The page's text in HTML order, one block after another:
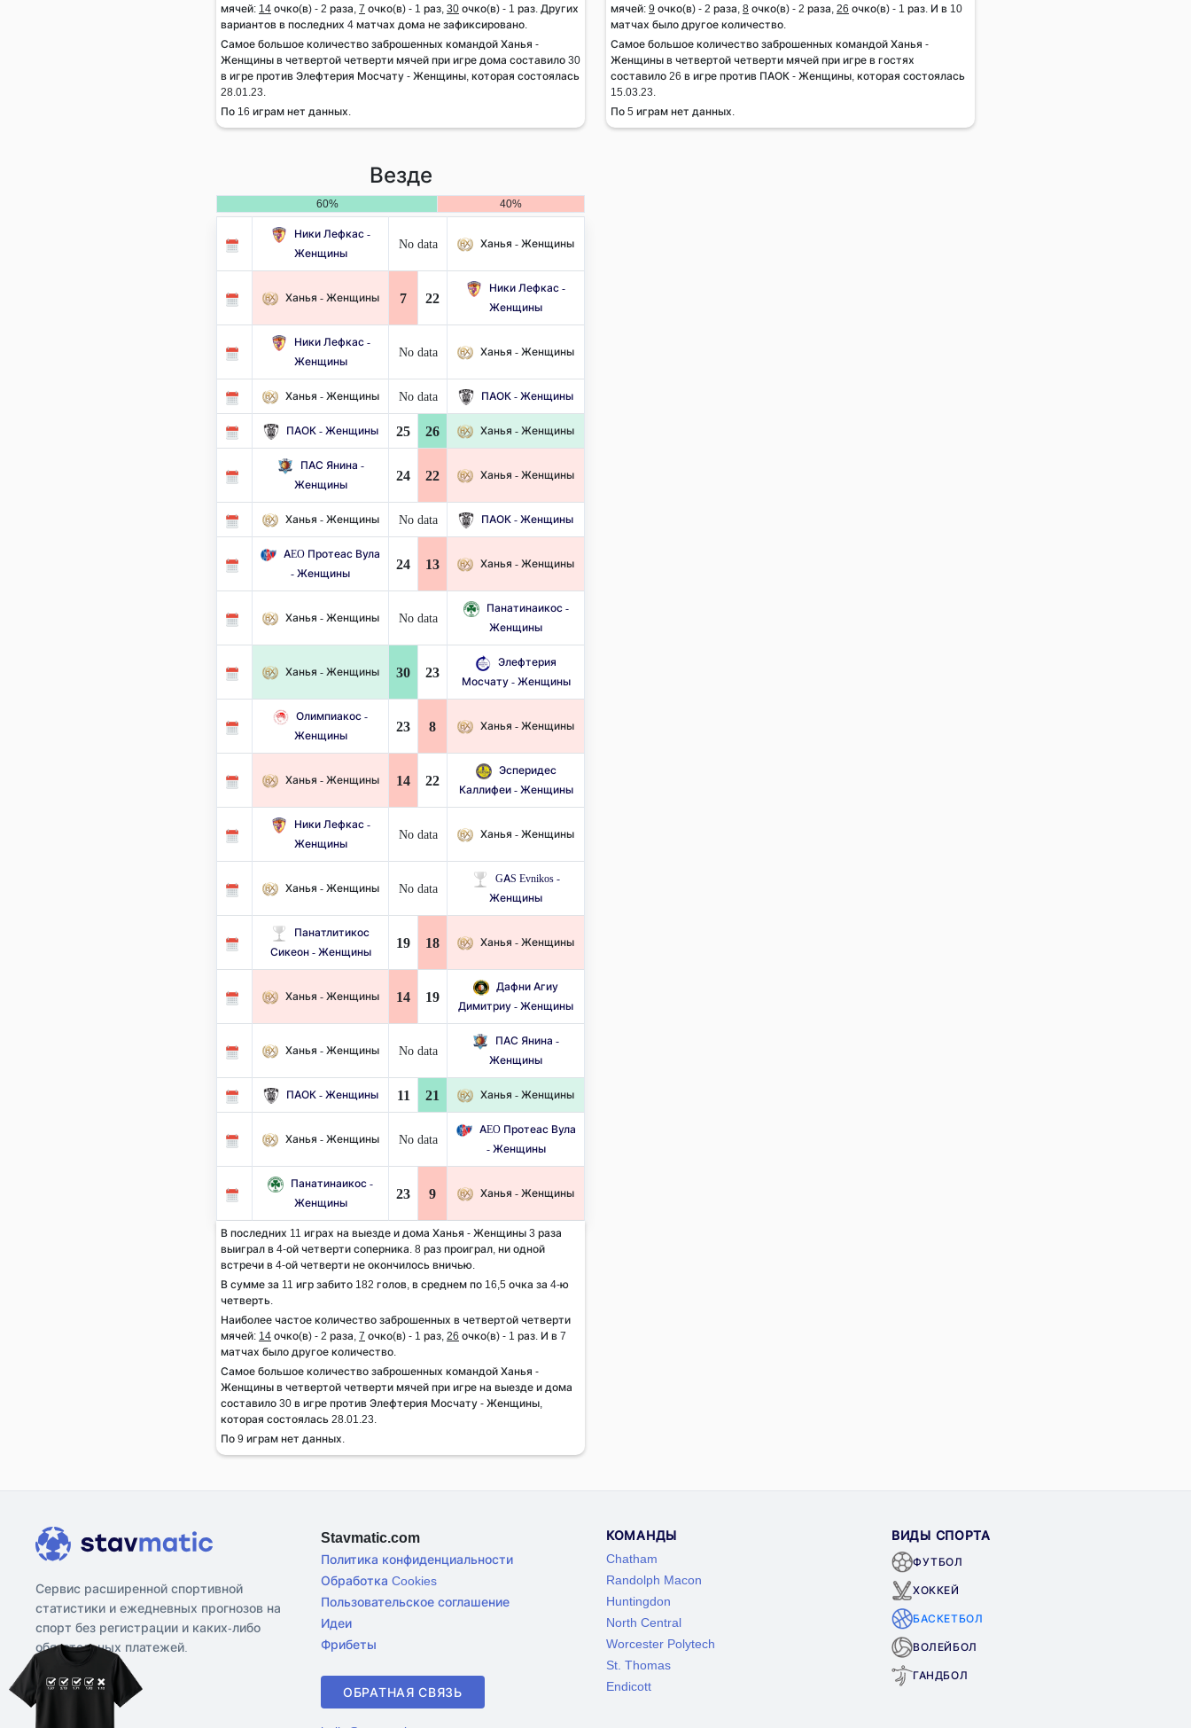
мячей: 14 очко(в) - 2 раза, 7 очко(в) - 1 раз, 30 очко(в) - 1 раз. Других
вариантов в последних 4 матчах дома не зафиксировано.
Самое большое количество заброшенных командой Ханья -
Женщины в четвертой четверти мячей при игре дома составило 30
в игре против Элефтерия Мосчату - Женщины, которая состоялась
28.01.23.
По 16 играм нет данных.
мячей: 9 очко(в) - 2 раза, 8 очко(в) - 2 раза, 26 очко(в) - 1 раз. И в 10
матчах было другое количество.
Самое большое количество заброшенных командой Ханья -
Женщины в четвертой четверти мячей при игре в гостях
составило 26 в игре против ПАОК - Женщины, которая состоялась
15.03.23.
По 5 играм нет данных.
Везде
60% 40%
Ники Лефкас -
Женщины
No data Ханья - Женщины
Ханья - Женщины 7 22
Ники Лефкас -
Женщины
Ники Лефкас -
Женщины
No data Ханья - Женщины
Ханья - Женщины No data ПАОК - Женщины
ПАОК - Женщины 25 26 Ханья - Женщины
ПАС Янина -
Женщины
24 22 Ханья - Женщины
Ханья - Женщины No data ПАОК - Женщины
AEO Протеас Вула
- Женщины
24 13 Ханья - Женщины
Ханья - Женщины No data
Панатинаикос -
Женщины
Ханья - Женщины 30 23
Элефтерия
Мосчату - Женщины
Олимпиакос -
Женщины
23 8 Ханья - Женщины
Ханья - Женщины 14 22
Эсперидес
Каллифеи - Женщины
Ники Лефкас -
Женщины
No data Ханья - Женщины
Ханья - Женщины No data
GAS Evnikos -
Женщины
Панатлитикос
Сикеон - Женщины
19 18 Ханья - Женщины
Ханья - Женщины 14 19
Дафни Агиу
Димитриу - Женщины
Ханья - Женщины No data
ПАС Янина -
Женщины
ПАОК - Женщины 11 21 Ханья - Женщины
Ханья - Женщины No data
AEO Протеас Вула
- Женщины
Панатинаикос -
Женщины
23 9 Ханья - Женщины
В последних 11 играх на выезде и дома Ханья - Женщины 3 раза
выиграл в 4-ой четверти соперника. 8 раз проиграл, ни одной
встречи в 4-ой четверти не окончилось вничью.
В сумме за 11 игр забито 182 голов, в среднем по 16,5 очка за 4-ю
четверть.
Наиболее частое количество заброшенных в четвертой четверти
мячей: 14 очко(в) - 2 раза, 7 очко(в) - 1 раз, 26 очко(в) - 1 раз. И в 7
матчах было другое количество.
Самое большое количество заброшенных командой Ханья -
Женщины в четвертой четверти мячей при игре на выезде и дома
составило 30 в игре против Элефтерия Мосчату - Женщины,
которая состоялась 28.01.23.
По 9 играм нет данных.
Сервис расширенной спортивной
статистики и ежедневных прогнозов на
спорт без регистрации и каких-либо
обязательных платежей.
Stavmatic.com
Политика конфиденциальности
Обработка Cookies
Пользовательское соглашение
Идеи
Фрибеты
ОБРАТНАЯ СВЯЗЬ
КОМАНДЫ
Chatham
Randolph Macon
Huntingdon
North Central
Worcester Polytech
St. Thomas
Endicott
ВИДЫ СПОРТА
ФУТБОЛ
ХОККЕЙ
БАСКЕТБОЛ
ВОЛЕЙБОЛ
ГАНДБОЛ